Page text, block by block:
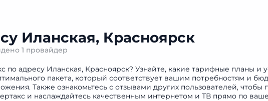
Иланская, Красноярск
1 провайдер
по адресу Иланская, Красноярск? Узнайте, какие тарифные планы
пакета, который соответствует вашим потребностям и
Также ознакомьтесь с отзывами других пользователей, чтобы
и наслаждайтесь качественным интернетом и ТВ прямо по